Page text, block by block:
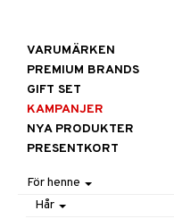
VARUMÄRKEN
PREMIUM BRANDS
GIFT SET
KAMPANJER
NYA PRODUKTER
PRESENTKORT
För henne
Hår